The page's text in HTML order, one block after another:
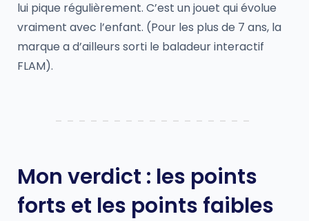
lui pique régulièrement. C’est un jouet qui évolue
vraiment avec l’enfant. (Pour les plus de 7 ans, la
marque a d’ailleurs sorti le baladeur interactif
FLAM).
Mon verdict : les points
forts et les points faibles